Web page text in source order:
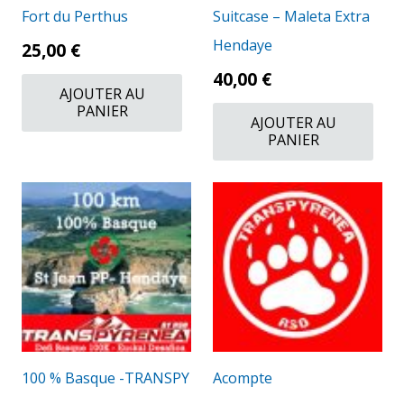
Fort du Perthus
25,00 €
AJOUTER AU
PANIER
Suitcase – Maleta Extra
Hendaye
40,00 €
AJOUTER AU
PANIER
100 % Basque -TRANSPY Acompte